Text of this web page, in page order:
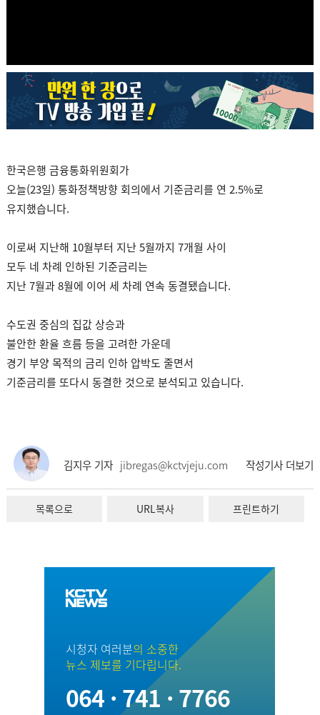
한국은행 금융통화위원회가
오늘(23일) 통화정책방향 회의에서 기준금리를 연 2.5%로
유지했습니다.
이로써 지난해 10월부터 지난 5월까지 7개월 사이
모두 네 차례 인하된 기준금리는
지난 7월과 8월에 이어 세 차례 연속 동결됐습니다.
수도권 중심의 집값 상승과
불안한 환율 흐름 등을 고려한 가운데
경기 부양 목적의 금리 인하 압박도 줄면서
기준금리를 또다시 동결한 것으로 분석되고 있습니다.
김지우 기자 jibregas@kctvjeju.com 작성기사 더보기
목록으로 URL복사 프린트하기
시청자 여러분의 소중한
뉴스 제보를 기다립니다.
064 · 741 · 7766